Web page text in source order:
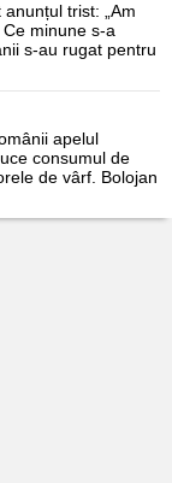
trist: „Am
minune s-a
s-au rugat pentru
apelul
consumul de
de vârf. Bolojan